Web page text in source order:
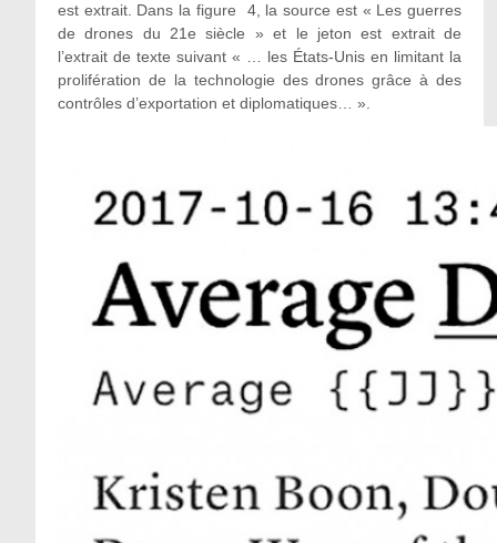
est extrait. Dans la figure 4, la source est « Les guerres
de drones du 21e siècle » et le jeton est extrait de
l’extrait de texte suivant « … les États-Unis en limitant la
prolifération de la technologie des drones grâce à des
contrôles d’exportation et diplomatiques… ».